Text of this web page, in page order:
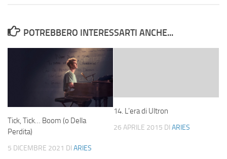
POTREBBERO INTERESSARTI ANCHE...
Tick, Tick… Boom (o Della
Perdita)
5 DICEMBRE 2021 DI ARIES
14. L’era di Ultron
26 APRILE 2015 DI ARIES